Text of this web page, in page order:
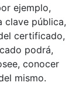
ejemplo,
clave pública,
certificado,
podrá,
conocer
mismo.